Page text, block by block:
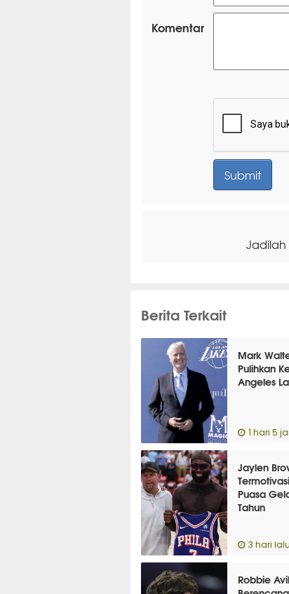
Komentar
Berita Terkait
Mark
Pulihkan
Angeles
1 hari 5
Jaylen
Puasa
Tahun
3 hari lalu
Robbie